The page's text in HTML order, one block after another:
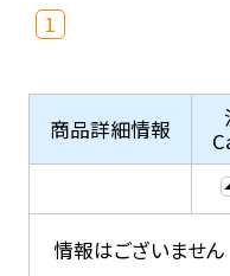
1
商品詳細情報
情報はございません